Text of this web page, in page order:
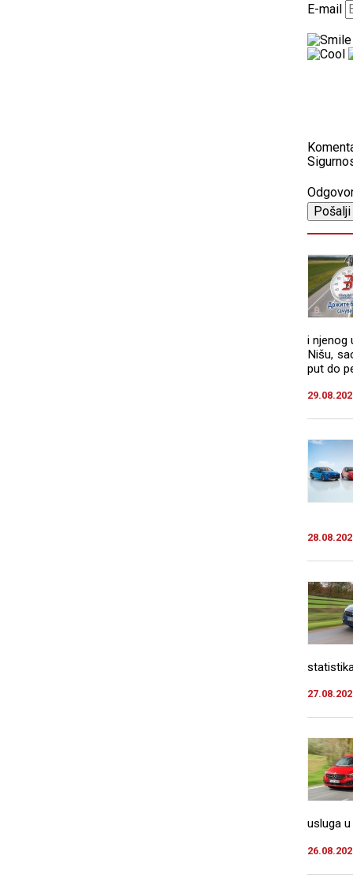
E-mail
i njenog
Nišu,
put do
usluga u